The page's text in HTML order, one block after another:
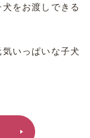
をお渡しできる
いっぱいな子犬